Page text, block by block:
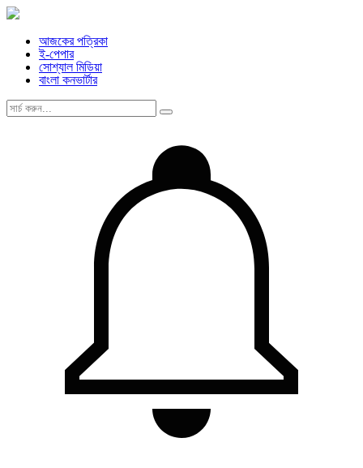
আজকের পত্রিকা
ই-পেপার
সোশ্যাল মিডিয়া
বাংলা কনভার্টার